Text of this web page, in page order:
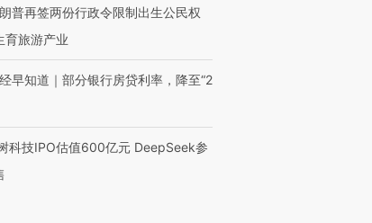
甘
马航飞行员跨国走私7万
粒摇头丸 尿检体内含3种
毒品
度Z世代 用街头抗争将教
育部长拱下台
博
普再签两份行政令限制出生公民权
育旅游产业
早知道｜部分银行房贷利率，降至“2
科技IPO估值600亿元 DeepSeek参